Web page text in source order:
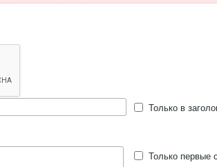
Только в
Только первые